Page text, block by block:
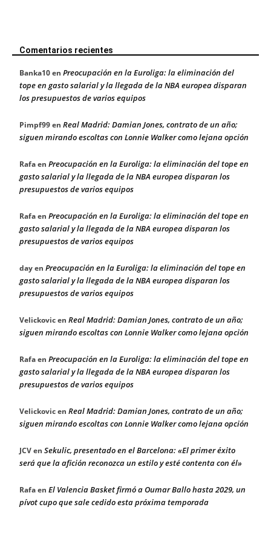
Comentarios recientes
Banka10en Preocupación en la Euroliga: la eliminación del
tope en gasto salarial y la llegada de la NBA europea disparan
los presupuestos de varios equipos
Pimpf99en Real Madrid: Damian Jones, contrato de un año;
siguen mirando escoltas con Lonnie Walker como lejana opción
Rafaen Preocupación en la Euroliga: la eliminación del tope en
gasto salarial y la llegada de la NBA europea disparan los
presupuestos de varios equipos
Rafaen Preocupación en la Euroliga: la eliminación del tope en
gasto salarial y la llegada de la NBA europea disparan los
presupuestos de varios equipos
dayen Preocupación en la Euroliga: la eliminación del tope en
gasto salarial y la llegada de la NBA europea disparan los
presupuestos de varios equipos
Velickovicen Real Madrid: Damian Jones, contrato de un año;
siguen mirando escoltas con Lonnie Walker como lejana opción
Rafaen Preocupación en la Euroliga: la eliminación del tope en
gasto salarial y la llegada de la NBA europea disparan los
presupuestos de varios equipos
Velickovicen Real Madrid: Damian Jones, contrato de un año;
siguen mirando escoltas con Lonnie Walker como lejana opción
JCVen Sekulic, presentado en el Barcelona: «El primer éxito
será que la afición reconozca un estilo y esté contenta con él»
Rafaen El Valencia Basket firmó a Oumar Ballo hasta 2029, un
pívot cupo que sale cedido esta próxima temporada